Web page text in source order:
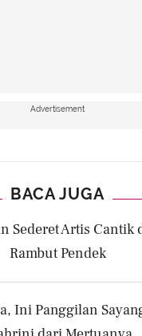
Advertisement
BACA JUGA
Sederet Artis Cantik
Rambut Pendek
Ini Panggilan